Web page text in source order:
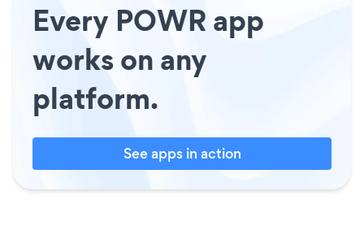
Every POWR app
works on any
platform.
See apps in action